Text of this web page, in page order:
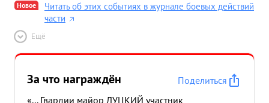
Новое
Читать об этих событиях в журнале боевых действий
части
Ещё
За что награждён
Поделиться
«... Гвардии майор ЛУЦКИЙ участник